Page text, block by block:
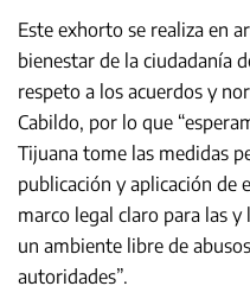
Este exhorto se realiza en
bienestar de la ciudadanía
respeto a los acuerdos y
Cabildo, por lo que
Tijuana tome las medidas
publicación y aplicación de
marco legal claro para las
un ambiente libre de
autoridades”.